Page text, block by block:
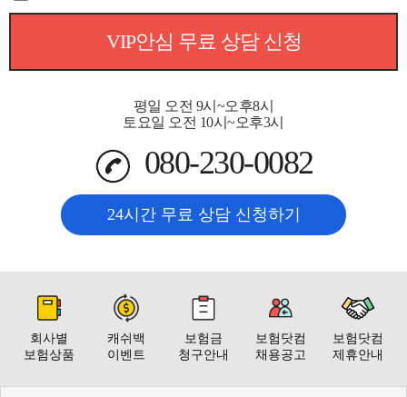
VIP안심 무료 상담 신청
평일 오전 9시~오후8시
토요일 오전 10시~오후3시
080-230-0082
24시간 무료 상담 신청하기
회사별
보험상품
캐쉬백
이벤트
보험금
청구안내
보험닷컴
채용공고
보험닷컴
제휴안내